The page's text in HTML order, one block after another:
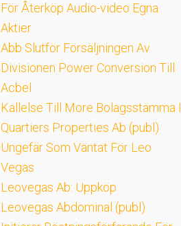
För Återköp Audio-video Egna
Aktier
Abb Slutför Försäljningen Av
Divisionen Power Conversion Till
Acbel
Kallelse Till More Bolagsstämma I
Quartiers Properties Ab (publ)
Ungefär Som Väntat För Leo
Vegas
Leovegas Ab: Uppköp
Leovegas Abdominal (publ)